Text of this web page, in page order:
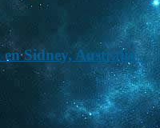
Sidney, Australia –